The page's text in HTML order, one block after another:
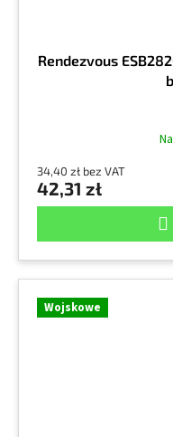
Rendezvous
34,40 zł bez VAT
42,31 zł
Wojskowe